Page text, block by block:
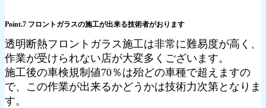
Point.7 フロントガラスの施工が出来る技術者がおります
透明断熱フロントガラス施工は非常に難易度が高く、
作業が受けられない店が大変多くございます。
施工後の車検規制値70％は殆どの車種で超えますの
で、この作業が出来るかどうかは技術力次第となりま
す。